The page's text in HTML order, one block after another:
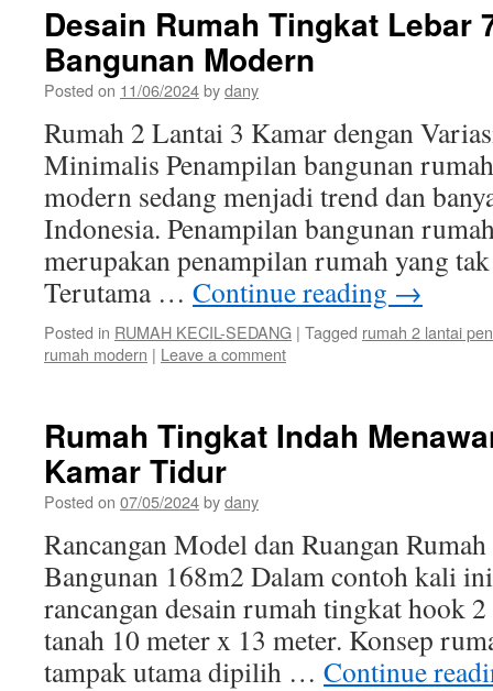
Desain Rumah Tingkat Lebar
Bangunan Modern
Posted on 11/06/2024bydany
Rumah 2 Lantai 3 Kamar dengan
Minimalis Penampilan bangunan
modern sedang menjadi trend dan
Indonesia. Penampilan bangunan
merupakan penampilan rumah yang
Terutama … Continue reading →
Posted in RUMAH KECIL-SEDANG | Tagged rumah 2 lantai
rumah modern | Leave a comment
Rumah Tingkat Indah
Kamar Tidur
Posted on 07/05/2024bydany
Rancangan Model dan Ruangan
Bangunan 168m2 Dalam contoh kali
rancangan desain rumah tingkat hook
tanah 10 meter x 13 meter. Konsep
tampak utama dipilih … Continue